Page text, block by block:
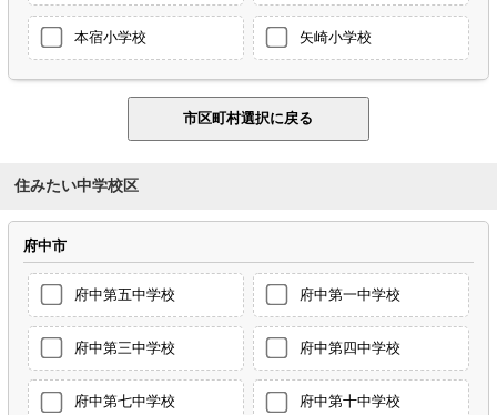
本宿小学校 矢崎小学校
住みたい中学校区
府中市
府中第五中学校 府中第一中学校
府中第三中学校 府中第四中学校
府中第七中学校 府中第十中学校